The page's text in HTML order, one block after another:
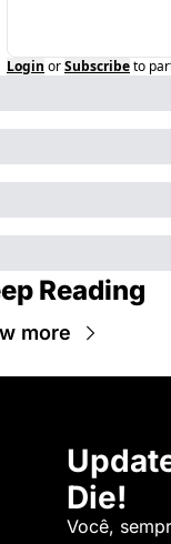
Login orSubscribeto
Reading
more
Die!
Você,